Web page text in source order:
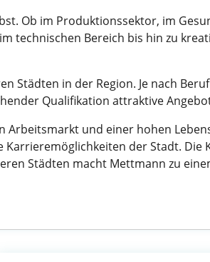
Ob im Produktionssektor, im
technischen Bereich bis hin zu
Städten in der Region. Je nach
Qualifikation attraktive
und einer hohen
der Stadt. Die
Städten macht Mettmann zu